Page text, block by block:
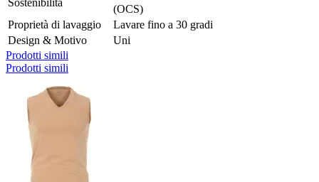
(OCS)
Proprietà di lavaggio
Lavare fino a 30 gradi
Design & Motivo
Uni
Prodotti simili
Prodotti simili